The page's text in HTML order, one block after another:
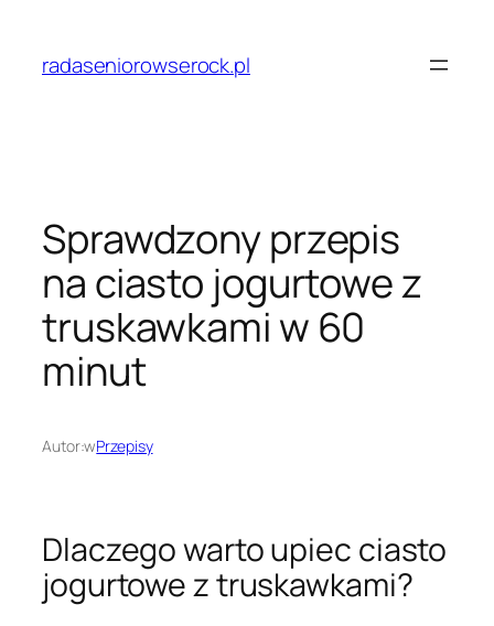
treściradaseniorowserock.pl
Sprawdzony przepis
na ciasto jogurtowe z
truskawkami w 60
minut
Autor:wPrzepisy
Dlaczego warto upiec ciasto
jogurtowe z truskawkami?